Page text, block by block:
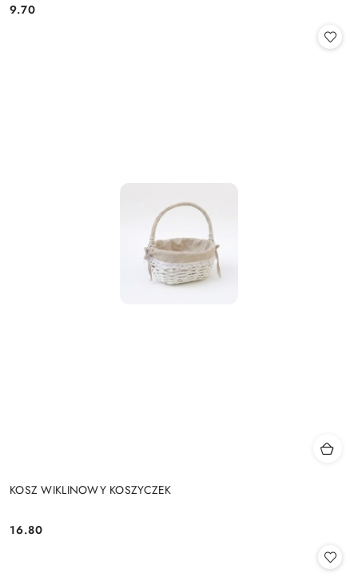
Cena:
9.70
KOSZ WIKLINOWY KOSZYCZEK
Cena:
16.80